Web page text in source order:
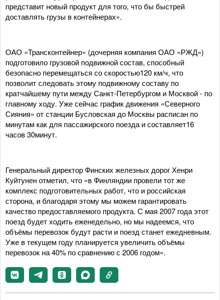
представит новый продукт для того, что бы быстрей
доставлять грузы в контейнерах».
ОАО «Трансконтейнер» (дочерняя компания ОАО «РЖД»)
подготовило грузовой подвижной состав, способный
безопасно перемещаться со скоростью120 км/ч, что
позволит следовать этому подвижному составу по
кратчайшему пути между Санкт-Петербургом и Москвой - по
главному ходу. Уже сейчас график движения «Северного
Сияния» от станции Бусловская до Москвы расписан по
минутам как для пассажирского поезда и составляет16
часов 30минут.
Генеральный директор Финских железных дорог Хенри
Куйтунен отметил, что «в Финляндии провели тот же
комплекс подготовительных работ, что и российская
сторона, и благодаря этому мы можем гарантировать
качество предоставляемого продукта. С мая 2007 года этот
поезд будет ходить еженедельно, но мы надеемся, что
объёмы перевозок будут расти и поезд станет ежедневным.
Уже в текущем году планируется увеличить объёмы
перевозок на 40% по сравнению с 2006 годом».